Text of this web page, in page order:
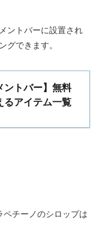
ントバーに設置され
グできます。
ントバー】無料
るアイテム一覧
チーノのシロップは